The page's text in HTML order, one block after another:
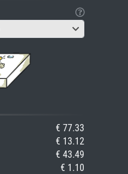
€ 77.33
€ 13.12
€ 43.49
€ 1.10